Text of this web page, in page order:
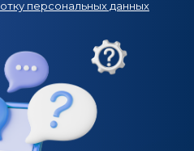
персональных данных